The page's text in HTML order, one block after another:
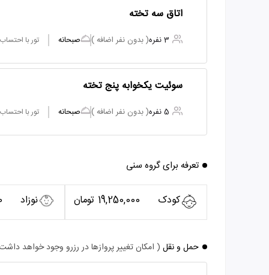
اتاق سه تخته
3 نفره ( بدون نفر اضافه ) صبحانه تور با
سوئیت یکخوابه پنج تخته
5 نفره ( بدون نفر اضافه ) صبحانه تور با
تعرفه برای گروه سنی
کودک 19,250,000 تومان نوزاد
حمل و نقل ( امکان تغییر پروازها در رزرو وجود خواهد